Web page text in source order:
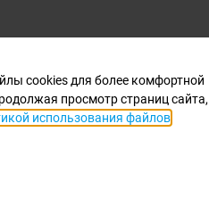
предварительной записи
cookies для более комфортной
просмотр страниц сайта,
использования файлов